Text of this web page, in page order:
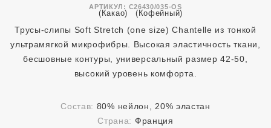
АРТИКУЛ: C26430/035-OS
Трусы-слипы Soft Stretch (one size) Chantelle из тонкой
ультрамягкой микрофибры. Высокая эластичность ткани,
бесшовные контуры, универсальный размер 42-50,
высокий уровень комфорта.
Состав: 80% нейлон, 20% эластан
Страна: Франция